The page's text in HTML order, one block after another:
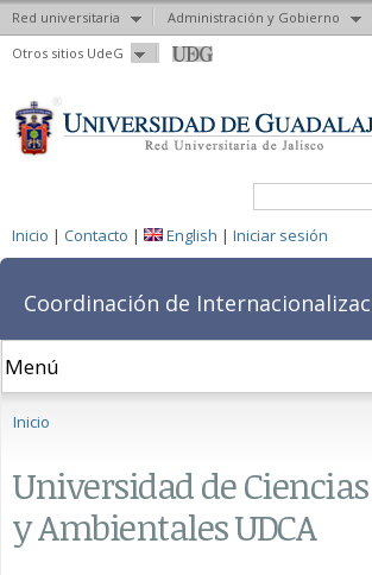
Red universitaria
Administración y Gobierno
Otros sitios UdeG
Pasar al
contenido
Formulario de búsqueda
Buscar
Inicio | Contacto | English | Iniciar sesión
Coordinación de
Se encuentra usted aquí
Inicio
Universidad de
y Ambientales UDCA